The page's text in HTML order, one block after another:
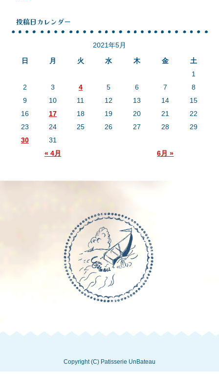
投稿日カレンダー
2021年5月
日
月 火 水 木 金 土
« 4月 6月 »
1
2
3 4 5 6 7
8
9
10 11 12 13 14
15
16
17 18 19 20 21
22
23
24 25 26 27 28
29
30
31
Copyright (C) Patisserie UnBateau